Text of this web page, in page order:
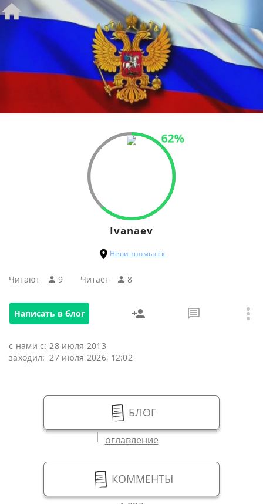
62%
Ivanaev
Невинномысск
Читают 9 Читаeт 8
Написать в блог
с нами с: 28 июля 2013
заходил: 27 июля 2026, 12:02
БЛОГ
оглавление
КОММЕНТЫ